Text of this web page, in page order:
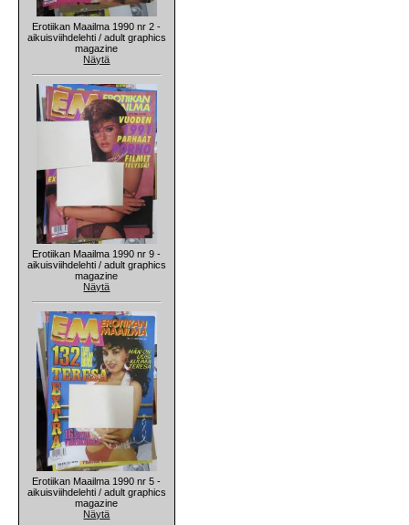
Erotiikan Maailma 1990 nr 2 -
aikuisviihdelehti / adult graphics
magazine
Näytä
Erotiikan Maailma 1990 nr 9 -
aikuisviihdelehti / adult graphics
magazine
Näytä
Erotiikan Maailma 1990 nr 5 -
aikuisviihdelehti / adult graphics
magazine
Näytä